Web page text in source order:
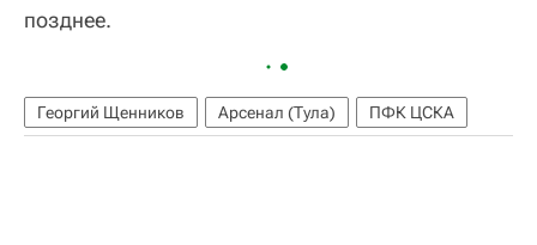
позднее.
Георгий Щенников Арсенал (Тула) ПФК ЦСКА